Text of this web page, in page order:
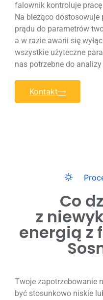
falownik kontroluje
Na bieżąco
prądu do parametrów
a w razie awarii się
wszystkie użyteczne
nas potrzebne do
Kontakt
Co
z
energią z
Twoje zapotrzebowanie
być stosunkowo niskie